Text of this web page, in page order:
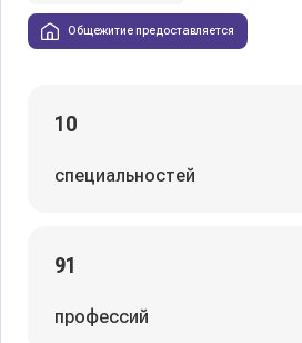
Общежитие предоставляется
10
специальностей
91
профессий